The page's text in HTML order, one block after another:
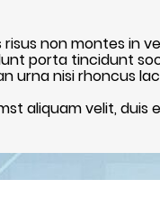
risus non montes in
porta tincidunt
urna nisi rhoncus
aliquam velit, duis